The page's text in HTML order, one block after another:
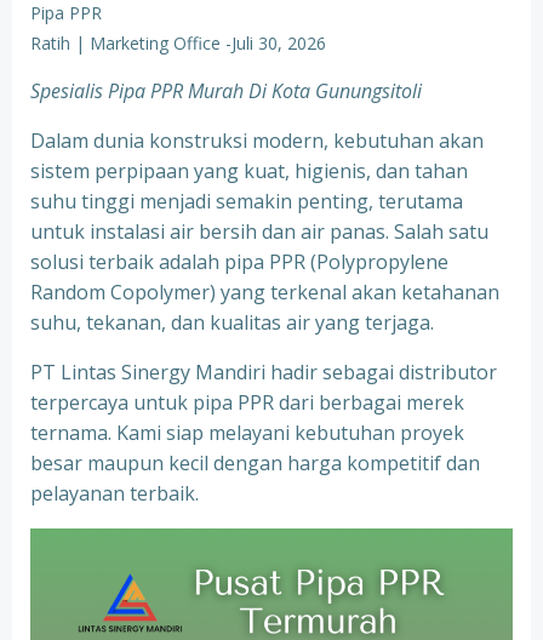
Pipa PPR
Ratih | Marketing Office -Juli 30, 2026
Spesialis Pipa PPR Murah Di Kota Gunungsitoli
Dalam dunia konstruksi modern, kebutuhan akan
sistem perpipaan yang kuat, higienis, dan tahan
suhu tinggi menjadi semakin penting, terutama
untuk instalasi air bersih dan air panas. Salah satu
solusi terbaik adalah pipa PPR (Polypropylene
Random Copolymer) yang terkenal akan ketahanan
suhu, tekanan, dan kualitas air yang terjaga.
PT Lintas Sinergy Mandiri hadir sebagai distributor
terpercaya untuk pipa PPR dari berbagai merek
ternama. Kami siap melayani kebutuhan proyek
besar maupun kecil dengan harga kompetitif dan
pelayanan terbaik.